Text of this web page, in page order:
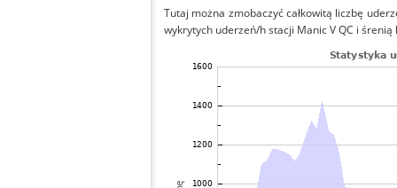
Tutaj można zmobaczyć całkowitą liczbę
wykrytych uderzeń/h stacji Manic V QC i